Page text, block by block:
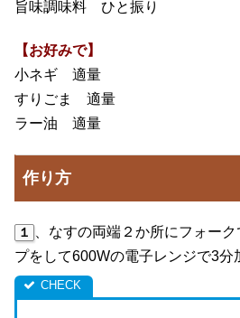
旨味調味料 ひと振り
【お好みで】
小ネギ 適量
すりごま 適量
ラー油 適量
作り方
１ 、なすの両端２か所にフォー
プをして600Wの電子レンジで3分